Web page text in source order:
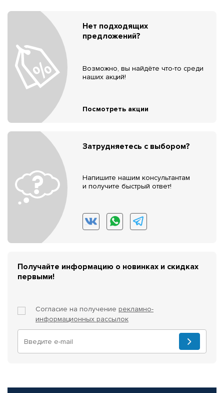
Нет подходящих
предложений?
Возможно, вы найдёте что-то среди
наших акций!
Посмотреть акции
Затрудняетесь с выбором?
Напишите нашим консультантам
и получите быстрый ответ!
Получайте информацию о новинках и скидках
первыми!
Согласие на получение рекламно-
информационных рассылок